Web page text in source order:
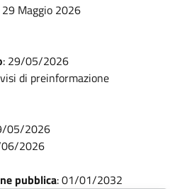
Maggio 2026
: 29/05/2026
di preinformazione
05/2026
2026
pubblica:01/01/2032